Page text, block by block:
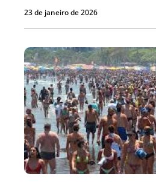
23 de janeiro de 2026